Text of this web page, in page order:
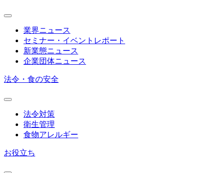
業界ニュース
セミナー・イベントレポート
新業態ニュース
企業団体ニュース
法令・食の安全
法令対策
衛生管理
食物アレルギー
お役立ち